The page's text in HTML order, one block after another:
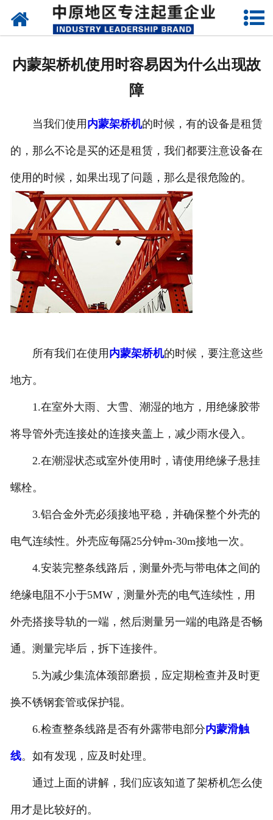
网站首页
企业视频
成功案例
联系我们
内蒙架桥机使用时容易因为什么出现故
障
当我们使用 内蒙架桥机的时候，有的设备是租赁
的，那么不论是买的还是租赁，我们都要注意设备在
使用的时候，如果出现了问题，那么是很危险的。
所有我们在使用 内蒙架桥机的时候，要注意这些
地方。
1.在室外大雨、大雪、潮湿的地方，用绝缘胶带
将导管外壳连接处的连接夹盖上，减少雨水侵入。
2.在潮湿状态或室外使用时，请使用绝缘子悬挂
螺栓。
3.铝合金外壳必须接地平稳，并确保整个外壳的
电气连续性。外壳应每隔25分钟m-30m接地一次。
4.安装完整条线路后，测量外壳与带电体之间的
绝缘电阻不小于5MW，测量外壳的电气连续性，用
外壳搭接导轨的一端，然后测量另一端的电路是否畅
通。测量完毕后，拆下连接件。
5.为减少集流体颈部磨损，应定期检查并及时更
换不锈钢套管或保护辊。
6.检查整条线路是否有外露带电部分内蒙滑触
线。如有发现，应及时处理。
通过上面的讲解，我们应该知道了架桥机怎么使
用才是比较好的。